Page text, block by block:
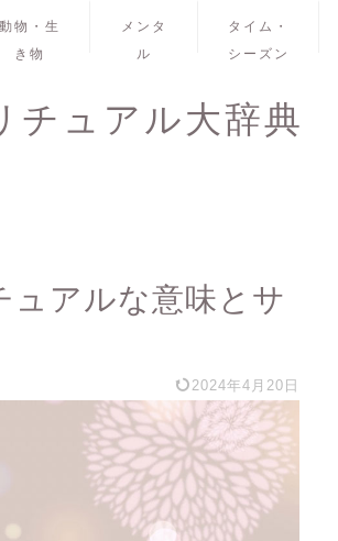
動物・生
き物
メンタ
ル
タイム・
シーズン
チュアル大辞典
ュアルな意味とサ
2024年4月20日